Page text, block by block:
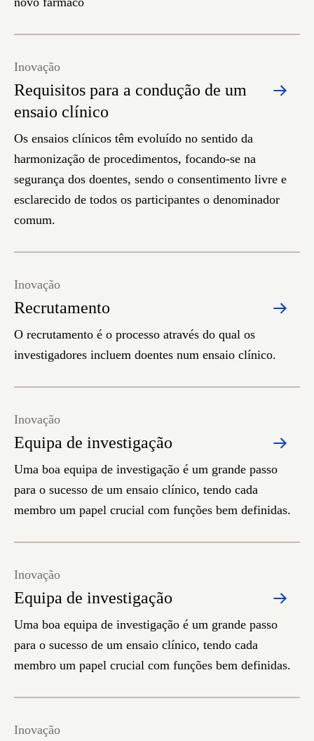
Requisitos para a condução de um
ensaio clínico
Inovação
Os ensaios clínicos têm evoluído no sentido da
harmonização de procedimentos, focando-se na
segurança dos doentes, sendo o consentimento livre e
esclarecido de todos os participantes o denominador
comum.
Recrutamento
Inovação
O recrutamento é o processo através do qual os
investigadores incluem doentes num ensaio clínico.
Equipa de investigação
Inovação
Uma boa equipa de investigação é um grande passo
para o sucesso de um ensaio clínico, tendo cada
membro um papel crucial com funções bem definidas.
Equipa de investigação
Inovação
Uma boa equipa de investigação é um grande passo
para o sucesso de um ensaio clínico, tendo cada
membro um papel crucial com funções bem definidas.
Inovação